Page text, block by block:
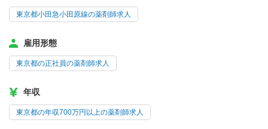
東京都小田急小田原線の薬剤師求人
雇用形態
東京都の正社員の薬剤師求人
年収
東京都の年収700万円以上の薬剤師求人